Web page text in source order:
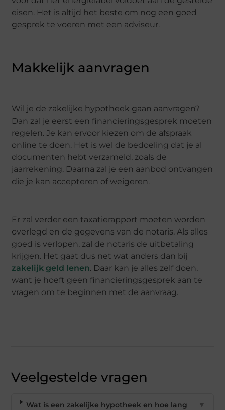
eisen. Het is altijd het beste om nog een goed
gesprek te voeren met een adviseur.
Makkelijk aanvragen
Wil je de zakelijke hypotheek gaan aanvragen?
Dan zal je eerst een financieringsgesprek moeten
regelen. Je kan ervoor kiezen om de afspraak
online te doen. Het is wel de bedoeling dat je al
documenten hebt verzameld, zoals de
jaarrekening. Daarna zal je een aanbod ontvangen
die je kan accepteren of weigeren.
Er zal verder een taxatierapport moeten worden
overlegd en de gegevens van de notaris. Als alles
goed is verlopen, zal de notaris de uitbetaling
krijgen. Het gaat dus net wat anders dan bij
zakelijk geld lenen. Daar kan je alles zelf doen,
want je hoeft geen financieringsgesprek aan te
vragen om te beginnen met de aanvraag.
Veelgestelde vragen
Wat is een zakelijke hypotheek en hoe lang
▼